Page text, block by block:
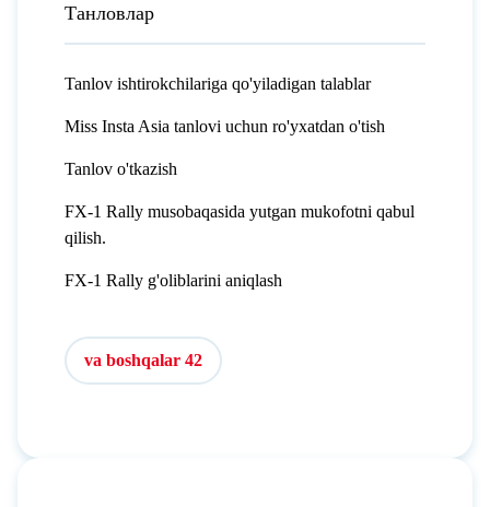
Танловлар
Tanlov ishtirokchilariga qo'yiladigan talablar
Miss Insta Asia tanlovi uchun ro'yxatdan o'tish
Tanlov o'tkazish
FX-1 Rally musobaqasida yutgan mukofotni qabul
qilish.
FX-1 Rally g'oliblarini aniqlash
va boshqalar 42